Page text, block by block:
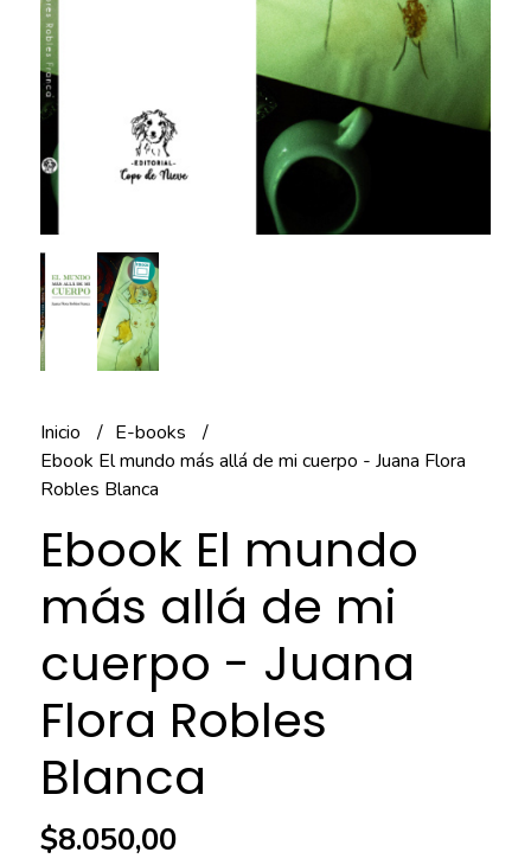
Inicio
E-books
Ebook El mundo más allá de mi cuerpo - Juana Flora
Robles Blanca
Ebook El mundo
más allá de mi
cuerpo - Juana
Flora Robles
Blanca
$8.050,00